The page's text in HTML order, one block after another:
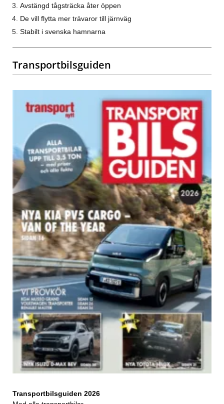
Avstängd tågsträcka åter öppen
De vill flytta mer trävaror till järnväg
Stabilt i svenska hamnarna
Transportbilsguiden
Transportbilsguiden 2026